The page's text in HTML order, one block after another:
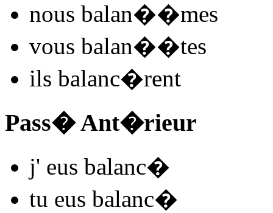
nous balan��mes
vous balan��tes
ils balanc�rent
Pass� Ant�rieur
j' eus balanc�
tu eus balanc�